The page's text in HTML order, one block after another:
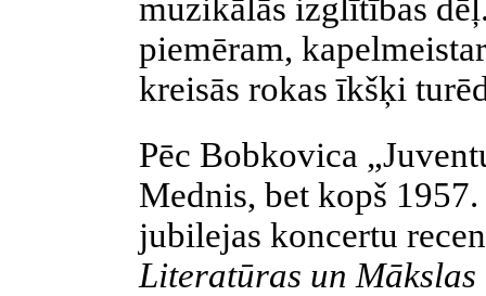
muzikālās izglītības
piemēram,
kreisās rokas īkšķi
Pēc Bobkovica
Mednis, bet kopš
jubilejas koncertu
Literatūras un Mākslas